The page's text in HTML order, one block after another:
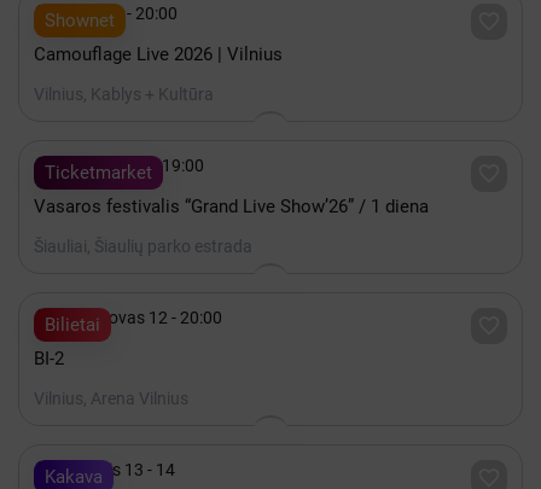
Shownet
 Spalis 15 - 20:00
Camouflage Live 2026 | Vilnius
Vilnius, Kablys + Kultūra
Ticketmarket
 Rugpjūtis 07 - 19:00
Vasaros festivalis “Grand Live Show’26” / 1 diena
Šiauliai, Šiaulių parko estrada
Bilietai
 2027 Kovas 12 - 20:00
BI-2
Vilnius, Arena Vilnius
Kakava
 Lapkritis 13 - 14